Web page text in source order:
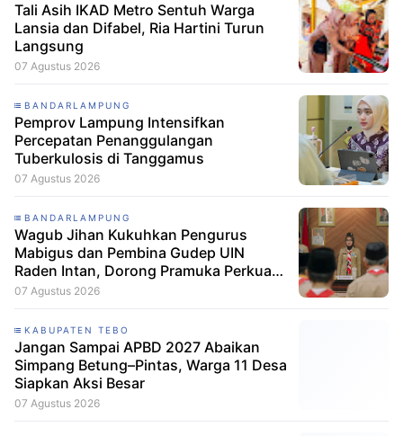
Tali Asih IKAD Metro Sentuh Warga
Lansia dan Difabel, Ria Hartini Turun
Langsung
07 Agustus 2026
BANDARLAMPUNG
Pemprov Lampung Intensifkan
Percepatan Penanggulangan
Tuberkulosis di Tanggamus
07 Agustus 2026
BANDARLAMPUNG
Wagub Jihan Kukuhkan Pengurus
Mabigus dan Pembina Gudep UIN
Raden Intan, Dorong Pramuka Perkuat
Karakter Generasi Muda
07 Agustus 2026
KABUPATEN TEBO
Jangan Sampai APBD 2027 Abaikan
Simpang Betung–Pintas, Warga 11 Desa
Siapkan Aksi Besar
07 Agustus 2026